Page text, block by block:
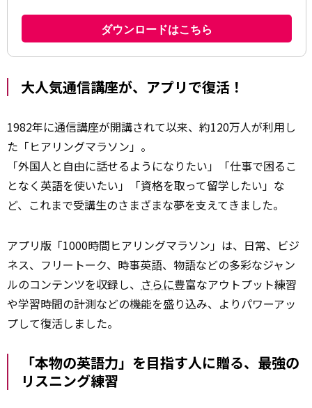
大人気通信講座が、アプリで復活！
1982年に通信講座が開講されて以来、約120万人が利用し
た「ヒアリングマラソン」。
「外国人と自由に話せるようになりたい」「仕事で困るこ
となく英語を使いたい」「資格を取って留学したい」な
ど、これまで受講生のさまざまな夢を支えてきました。
アプリ版「1000時間ヒアリングマラソン」は、日常、ビジ
ネス、フリートーク、時事英語、物語などの多彩なジャン
ルのコンテンツを収録し、 さらに豊富なアウトプット練習
や学習時間の計測などの機能を盛り込み、よりパワーアッ
プして復活しました。
「本物の英語力」を目指す人に贈る、最強の
リスニング練習